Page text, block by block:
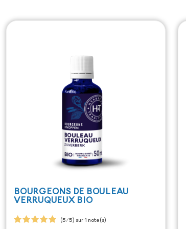
BOURGEONS DE BOULEAU
VERRUQUEUX BIO
(5/5) sur 1 note(s)